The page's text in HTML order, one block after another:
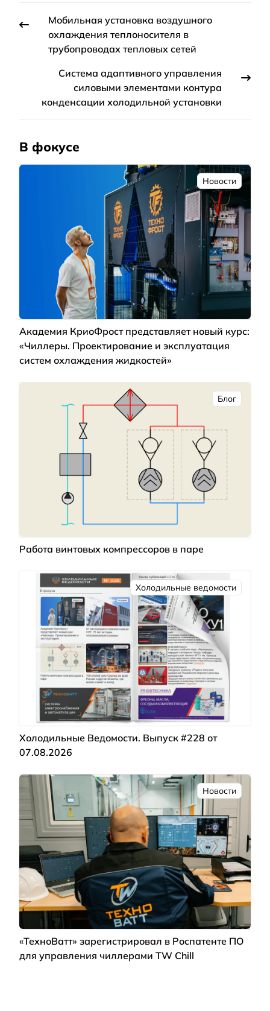
Мобильная установка воздушного
охлаждения теплоносителя в
трубопроводах тепловых сетей
Система адаптивного управления
силовыми элементами контура
конденсации холодильной установки
В фокусе
Новости
Академия КриоФрост представляет новый курс:
«Чиллеры. Проектирование и эксплуатация
систем охлаждения жидкостей»
Блог
Работа винтовых компрессоров в паре
Холодильные ведомости
Холодильные Ведомости. Выпуск #228 от
07.08.2026
Новости
«ТехноВатт» зарегистрировал в Роспатенте ПО
для управления чиллерами TW Chill